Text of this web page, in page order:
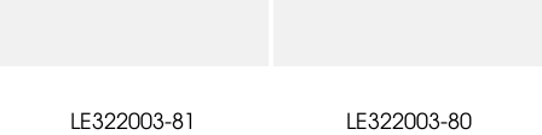
LE322003-81
LE322003-80